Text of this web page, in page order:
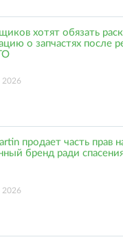
хотят обязать
о запчастях после
2026
продает часть прав
бренд ради
2026